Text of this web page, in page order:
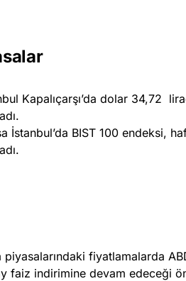
Kapalıçarşı’da dolar 34,72
İstanbul’da BIST 100 endeksi,
piyasalarındaki fiyatlamalarda
faiz indirimine devam edeceği